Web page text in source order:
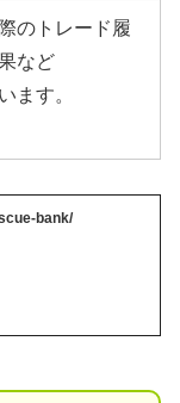
のトレード履
など
ます。
bank/